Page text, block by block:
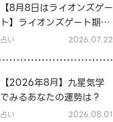
【8月8日はライオンズゲー
ト】ライオンズゲート期間
に恋愛運をアップさせる過
占い 2026.07.22
【2026年8月】九星気学
でみるあなたの運勢は？
占い 2026.08.01